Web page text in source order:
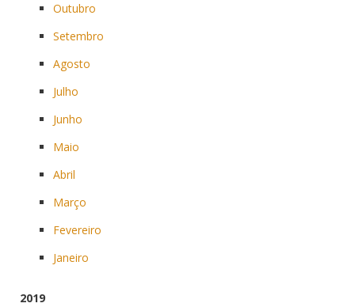
Outubro
Setembro
Agosto
Julho
Junho
Maio
Abril
Março
Fevereiro
Janeiro
2019